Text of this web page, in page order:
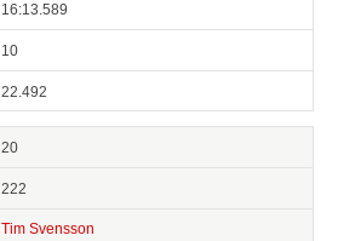
16:13.589
10
22.492
20
222
Tim Svensson